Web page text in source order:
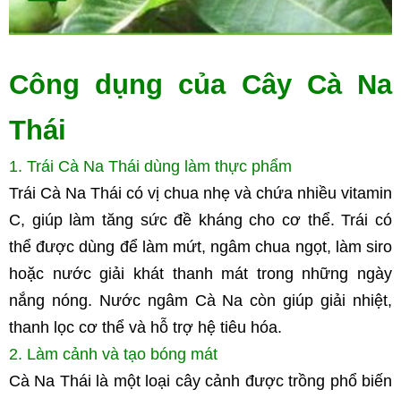
Công dụng của Cây Cà Na
Thái
1. Trái Cà Na Thái dùng làm thực phẩm
Trái Cà Na Thái có vị chua nhẹ và chứa nhiều vitamin
C, giúp làm tăng sức đề kháng cho cơ thể. Trái có
thể được dùng để làm mứt, ngâm chua ngọt, làm siro
hoặc nước giải khát thanh mát trong những ngày
nắng nóng. Nước ngâm Cà Na còn giúp giải nhiệt,
thanh lọc cơ thể và hỗ trợ hệ tiêu hóa.
2. Làm cảnh và tạo bóng mát
Cà Na Thái là một loại cây cảnh được trồng phổ biến